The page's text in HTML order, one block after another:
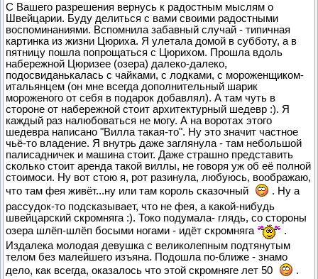
С Вашего разрешения вернусь к радостным мыслям о
Швейцарии. Буду делиться с вами своими радостными
воспоминаниями. Вспомнила забавный случай - типичная
картинка из жизни Цюриха. Я улетала домой в субботу, а в
пятницу пошла попрощаться с Цюрихом. Прошла вдоль
набережной Цюризее (озера) далеко-далеко,
подосвиданькалась с чайками, с лодками, с мороженщиком-
итальянцем (он мне всегда дополнительный шарик
мороженого от себя в подарок добавлял). А там чуть в
стороне от набережной стоит архитектурный шедевр :). Я
каждый раз налюбоваться не могу. А на воротах этого
шедевра написано "Вилла такая-то". Ну это значит частное
чьё-то владение. Я внутрь даже заглянула - там небольшой
палисадничек и машина стоит. Даже страшно представить
сколько стоит аренда такой виллы, не говоря уж об её полной
стоимоси. Ну вот стою я, рот разинула, любуюсь, воображаю,
что там фея живёт...ну или там король сказочный
. Ну а
рассудок-то подсказывает, что не фея, а какой-нибудь
швейцарский скромняга :). Токо подумала- глядь, со стороны
озера шлёп-шлёп босыми ногами - идёт скромняга
.
Издалека молодая девушка с великолепным подтянутым
телом без малейшего изъяна. Подошла по-ближе - знамо
дело, как всегда, оказалось что этой скромняге лет 50
.